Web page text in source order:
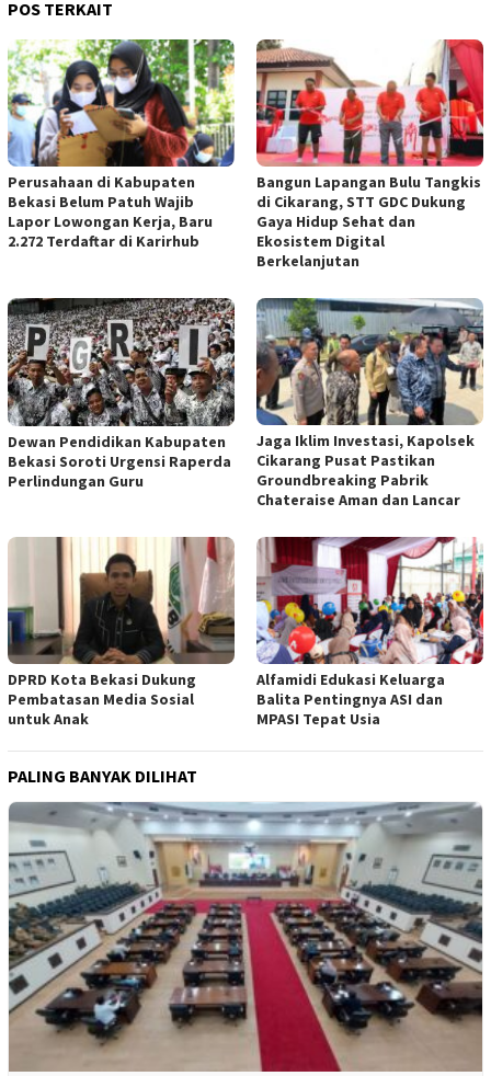
POS TERKAIT
Perusahaan di Kabupaten
Bekasi Belum Patuh Wajib
Lapor Lowongan Kerja, Baru
2.272 Terdaftar di Karirhub
Bangun Lapangan Bulu Tangkis
di Cikarang, STT GDC Dukung
Gaya Hidup Sehat dan
Ekosistem Digital
Berkelanjutan
Dewan Pendidikan Kabupaten
Bekasi Soroti Urgensi Raperda
Perlindungan Guru
Jaga Iklim Investasi, Kapolsek
Cikarang Pusat Pastikan
Groundbreaking Pabrik
Chateraise Aman dan Lancar
DPRD Kota Bekasi Dukung
Pembatasan Media Sosial
untuk Anak
Alfamidi Edukasi Keluarga
Balita Pentingnya ASI dan
MPASI Tepat Usia
PALING BANYAK DILIHAT